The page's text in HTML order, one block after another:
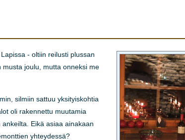
- oltiin reilusti plussan
joulu, mutta onneksi me
silmiin sattuu yksityiskohtia
oli rakennettu muutamia
Eikä asiaa ainakaan
yhteydessä?